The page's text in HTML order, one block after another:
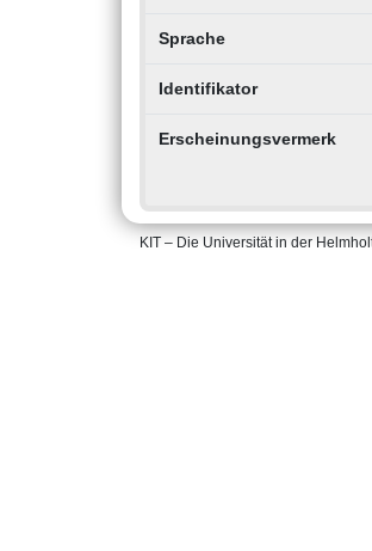
Sprache
Identifikator
Erscheinungsvermerk
KIT – Die Universität in der